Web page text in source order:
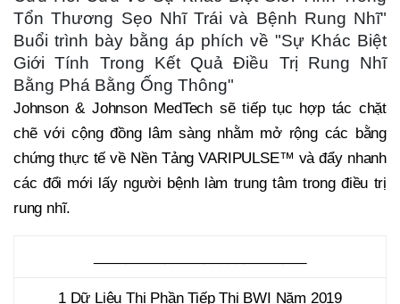
Tổn Thương Sẹo Nhĩ Trái và Bệnh Rung Nhĩ"
Buổi trình bày bằng áp phích về "Sự Khác Biệt
Giới Tính Trong Kết Quả Điều Trị Rung Nhĩ
Bằng Phá Bằng Ống Thông"
Johnson & Johnson MedTech sẽ tiếp tục hợp tác chặt
chẽ với cộng đồng lâm sàng nhằm mở rộng các bằng
chứng thực tế về Nền Tảng VARIPULSE™ và đẩy nhanh
các đổi mới lấy người bệnh làm trung tâm trong điều trị
rung nhĩ.
1 Dữ Liệu Thị Phần Tiếp Thị BWI Năm 2019